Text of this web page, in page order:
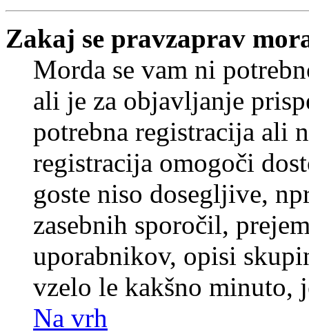
Zakaj se pravzaprav
Morda se vam ni
ali je za objavljanje
potrebna registracija ali
registracija omogoči
goste niso dosegljive,
zasebnih sporočil,
uporabnikov, opisi
vzelo le kakšno minuto,
Na vrh